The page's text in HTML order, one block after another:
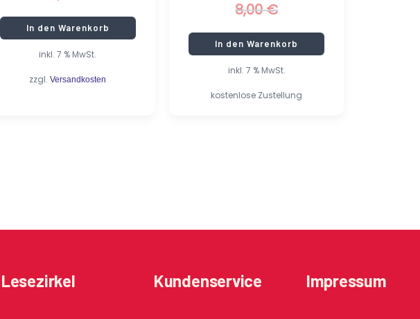
inkl. 7 % MwSt.
zzgl.Versandkosten
In den Warenkorb
inkl. 7 % MwSt.
kostenlose Zustellung
8,00€
In den Warenkorb
Lesezirkel Kundenservice Impressum